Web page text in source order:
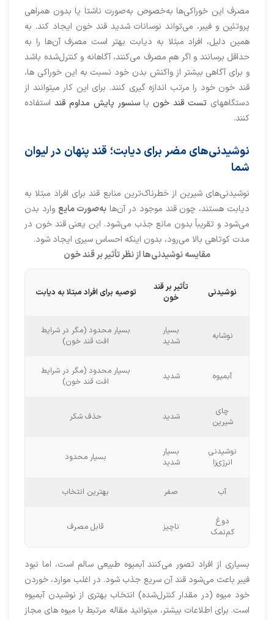
مصرف این خوراکی‌ها به‌خصوص به‌صورت ناشتا یا بدون همراهی
پروتئین و فیبر، می‌تواند نوسانات شدید قند خون ایجاد کند. به
همین دلیل، افراد مبتلا به دیابت بهتر است مصرف آن‌ها را به
حداقل برسانند و اگر هم مصرف می‌کنند، آگاهانه و کنترل‌شده باشد
و برای آگاهی بیشتر از واکنش بدن خود نسبت به این خوراکی ها،
قند خون خود را مرتب اندازه گیری کنند. برای این کار میتوانند از
دستگاههای تست قند خون یاسنسور پایش مداوم قند استفاده
کنند.
نوشیدنی‌های مضر برای دیابت؛ قند پنهان در لیوان
شما
نوشیدنی‌های شیرین از خطرناک‌ترین منابع قند برای افراد مبتلا به
دیابت هستند، چون قند موجود در آن‌ها به‌صورت مایع وارد بدن
می‌شود و تقریباً بدون مانع جذب می‌شود. این یعنی قند خون در
مدت کوتاهی بالا می‌رود، بدون اینکه احساس سیری ایجاد شود.
مقایسه نوشیدنی‌ها از نظر تأثیر بر قند خون
توصیه برای افراد مبتلا به دیابت
تأثیر بر قند
خون
نوشیدنی
بسیار محدود (مگر در شرایط
افت قند خون)
بسیار
شدید
نوشابه
بسیار محدود (مگر در شرایط
افت قند خون)
شدید آبمیوه
حذف شکر شدید
چای
شیرین
بسیار محدود
بسیار
شدید
نوشیدنی
انرژی‌زا
بهترین انتخاب صفر آب
قابل مصرف ناچیز
دوغ
کم‌نمک
بسیاری از افراد تصور می‌کنند آبمیوه طبیعی سالم است، اما نبود
فیبر باعث می‌شود قند آن سریع جذب شود. در اغلب موارد، خوردن
خود میوه (در مقدار کنترل‌شده) انتخاب بهتری از نوشیدن آبمیوه
است. برای اطلاعات بیشتر، میتوانید مقاله مرتبط با میوه های مجاز